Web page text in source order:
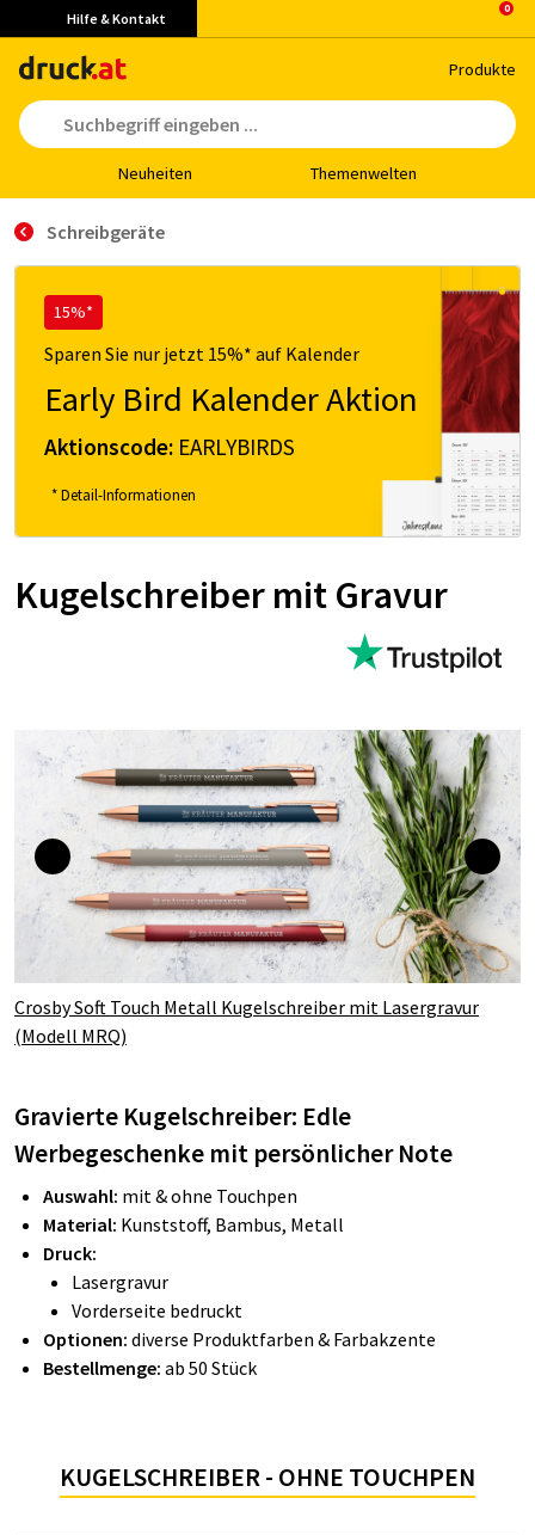
Hilfe & Kontakt
Pro­duk­te
Neu­hei­ten The­men­wel­ten
Schreibgeräte
15%*
Sparen Sie nur jetzt 15%* auf Kalender
Early Bird Kalender Aktion
Aktionscode: EARLYBIRDS
* Detail-Informationen
Kugelschreiber mit Gravur
Gravierte Kugelschreiber: Edle
Werbegeschenke mit persönlicher Note
Auswahl: mit & ohne Touchpen
Material: Kunststoff, Bambus, Metall
Druck:
Lasergravur
Vorderseite bedruckt
Optionen: diverse Produktfarben & Farbakzente
Bestellmenge: ab 50 Stück
Crosby Soft Touch Metall Kugelschreiber mit Lasergravur
(Modell MRQ)
KUGELSCHREIBER - OHNE TOUCHPEN